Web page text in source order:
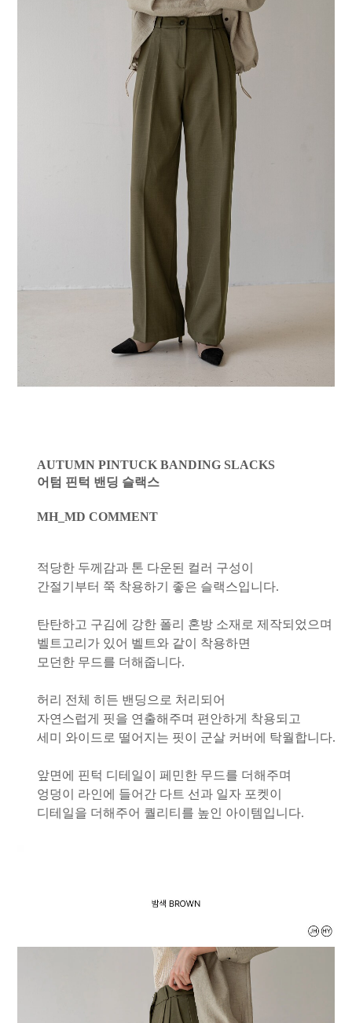
AUTUMN PINTUCK BANDING SLACKS
어텀 핀턱 밴딩 슬랙스
MH_MD COMMENT
적당한 두께감과 톤 다운된 컬러 구성이
간절기부터 쭉 착용하기 좋은 슬랙스입니다.
탄탄하고 구김에 강한 폴리 혼방 소재로 제작되었으며
벨트고리가 있어 벨트와 같이 착용하면
모던한 무드를 더해줍니다.
허리 전체 히든 밴딩으로 처리되어
자연스럽게 핏을 연출해주며 편안하게 착용되고
세미 와이드로 떨어지는 핏이 군살 커버에 탁월합니다.
앞면에 핀턱 디테일이 페민한 무드를 더해주며
엉덩이 라인에 들어간 다트 선과 일자 포켓이
디테일을 더해주어 퀄리티를 높인 아이템입니다.